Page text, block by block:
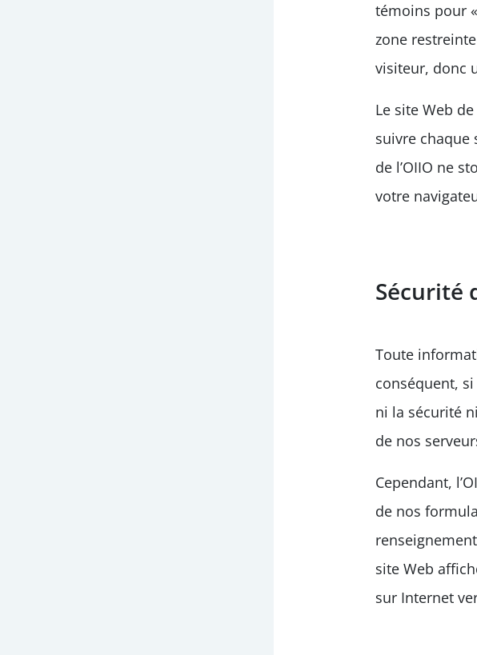
témoins pour
zone
visiteur, donc
Le site Web
suivre chaque
de l’OIIO ne
votre
Sécurité
Toute
conséquent,
ni la sécurité
de nos
Cependant,
de nos
site Web
sur Internet